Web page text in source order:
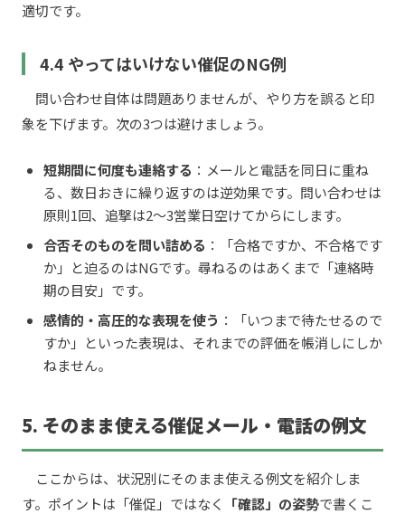
適切です。
4.4 やってはいけない催促のNG例
問い合わせ自体は問題ありませんが、やり方を誤ると印
象を下げます。次の3つは避けましょう。
短期間に何度も連絡する ：メールと電話を同日に重ね
る、数日おきに繰り返すのは逆効果です。問い合わせは
原則1回、追撃は2〜3営業日空けてからにします。
合否そのものを問い詰める ：「合格ですか、不合格です
か」と迫るのはNGです。尋ねるのはあくまで「連絡時
期の目安」です。
感情的・高圧的な表現を使う ：「いつまで待たせるので
すか」といった表現は、それまでの評価を帳消しにしか
ねません。
5. そのまま使える催促メール・電話の例文
ここからは、状況別にそのまま使える例文を紹介しま
す。ポイントは「催促」ではなく
「確認」の姿勢で書くこ